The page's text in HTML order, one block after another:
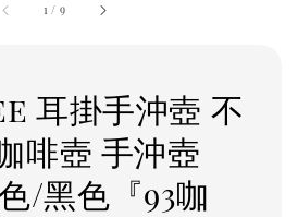
1 / 9
耳掛手沖壺 不
啡壺 手沖壺
/黑色『93咖